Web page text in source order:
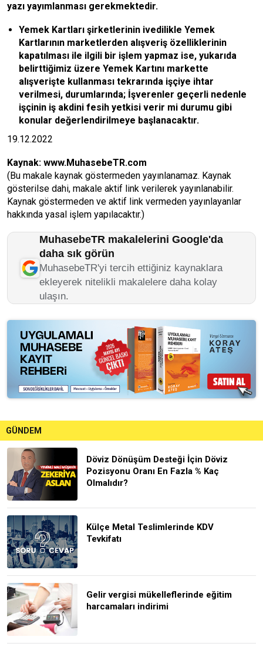
yazı yayımlanması gerekmektedir.
Yemek Kartları şirketlerinin ivedilikle Yemek
Kartlarının marketlerden alışveriş özelliklerinin
kapatılması ile ilgili bir işlem yapmaz ise, yukarıda
belirttiğimiz üzere Yemek Kartını markette
alışverişte kullanması tekrarında işçiye ihtar
verilmesi, durumlarında; İşverenler geçerli nedenle
işçinin iş akdini fesih yetkisi verir mi durumu gibi
konular değerlendirilmeye başlanacaktır.
19.12.2022
Kaynak: www.MuhasebeTR.com
(Bu makale kaynak göstermeden yayınlanamaz. Kaynak
gösterilse dahi, makale aktif link verilerek yayınlanabilir.
Kaynak göstermeden ve aktif link vermeden yayınlayanlar
hakkında yasal işlem yapılacaktır.)
MuhasebeTR makalelerini Google'da
daha sık görün
MuhasebeTR'yi tercih ettiğiniz kaynaklara
ekleyerek nitelikli makalelere daha kolay
ulaşın.
GÜNDEM
Döviz Dönüşüm Desteği İçin Döviz
Pozisyonu Oranı En Fazla % Kaç
Olmalıdır?
Külçe Metal Teslimlerinde KDV
Tevkifatı
Gelir vergisi mükelleflerinde eğitim
harcamaları indirimi